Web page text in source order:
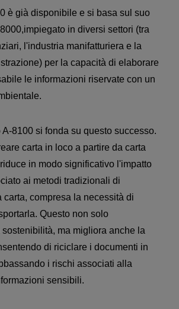
è già disponibile e si basa sul suo
in diversi settori (tra
l'industria manifatturiera e la
per la capacità di elaborare
le informazioni riservate con un
A-8100 si fonda su questo successo.
carta in loco a partire da carta
in modo significativo l'impatto
ai metodi tradizionali di
carta, compresa la necessità di
Questo non solo
ma migliora anche la
di riciclare i documenti in
i rischi associati alla
sensibili.